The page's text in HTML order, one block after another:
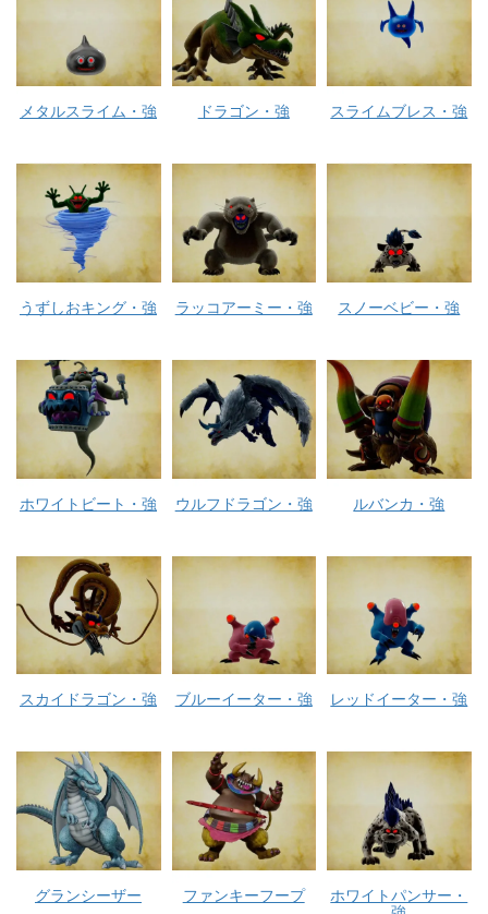
メタルスライム・強 ドラゴン・強 スライムブレス・強
うずしおキング・強 ラッコアーミー・強 スノーベビー・強
ホワイトビート・強 ウルフドラゴン・強 ルバンカ・強
スカイドラゴン・強 ブルーイーター・強 レッドイーター・強
グランシーザー ファンキーフープ
ホワイトパンサー・